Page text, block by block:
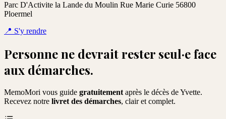
Parc D'Activite la Lande du Moulin Rue Marie Curie 56800
Ploermel
📍 S'y rendre
Personne ne devrait rester seul·e face
aux démarches.
MemoMori vous guide gratuitement après le décès deYvette.
Recevez notre livret des démarches, clair et complet.